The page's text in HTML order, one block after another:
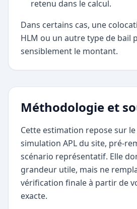
retenu dans le calcul.
Dans certains cas, une
HLM ou un autre type de bail
sensiblement le montant.
Méthodologie et
Cette estimation repose sur
simulation APL du site, pré-
scénario représentatif. Elle
grandeur utile, mais ne
vérification finale à partir de
exacte.